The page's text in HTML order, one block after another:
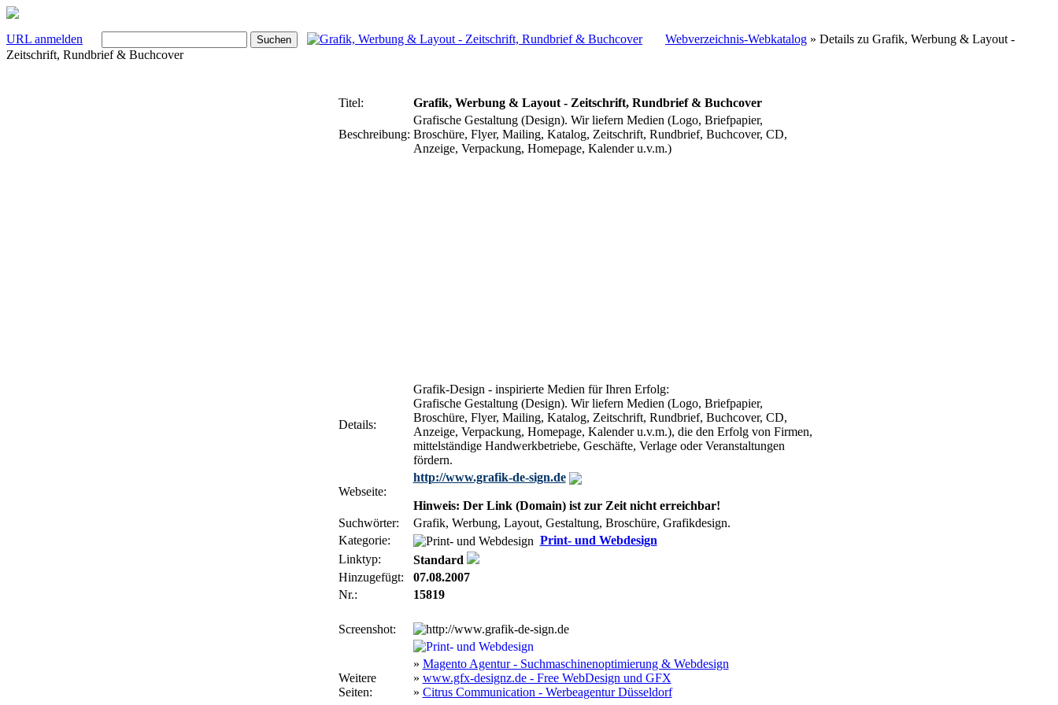
URL anmelden Webverzeichnis-Webkatalog » Details zu Grafik, Werbung & Layout -
Zeitschrift, Rundbrief & Buchcover
Titel: Grafik, Werbung & Layout - Zeitschrift, Rundbrief & Buchcover
Beschreibung:
Grafische Gestaltung (Design). Wir liefern Medien (Logo, Briefpapier,
Broschüre, Flyer, Mailing, Katalog, Zeitschrift, Rundbrief, Buchcover, CD,
Anzeige, Verpackung, Homepage, Kalender u.v.m.)
Details:
Grafik-Design - inspirierte Medien für Ihren Erfolg:
Grafische Gestaltung (Design). Wir liefern Medien (Logo, Briefpapier,
Broschüre, Flyer, Mailing, Katalog, Zeitschrift, Rundbrief, Buchcover, CD,
Anzeige, Verpackung, Homepage, Kalender u.v.m.), die den Erfolg von Firmen,
mittelständige Handwerkbetriebe, Geschäfte, Verlage oder Veranstaltungen
fördern.
Webseite:
http://www.grafik-de-sign.de
Hinweis: Der Link (Domain) ist zur Zeit nicht erreichbar!
Suchwörter:
Grafik, Werbung, Layout, Gestaltung, Broschüre, Grafikdesign.
Kategorie:
Print- und Webdesign
Linktyp:
Standard
Hinzugefügt:
07.08.2007
Nr.:
15819
Screenshot:
Weitere
Seiten:
» Magento Agentur - Suchmaschinenoptimierung & Webdesign
» www.gfx-designz.de - Free WebDesign und GFX
» Citrus Communication - Werbeagentur Düsseldorf